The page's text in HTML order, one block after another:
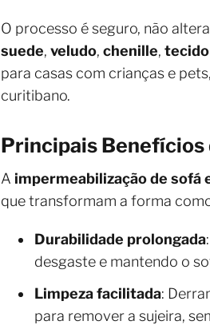
O processo é seguro, não
suede, veludo, chenille, tecido
para casas com crianças e
curitibano.
Principais Benefícios
A impermeabilização de sofá
que transformam a forma
Durabilidade prolongada
desgaste e mantendo o
Limpeza facilitada:
para remover a sujeira,